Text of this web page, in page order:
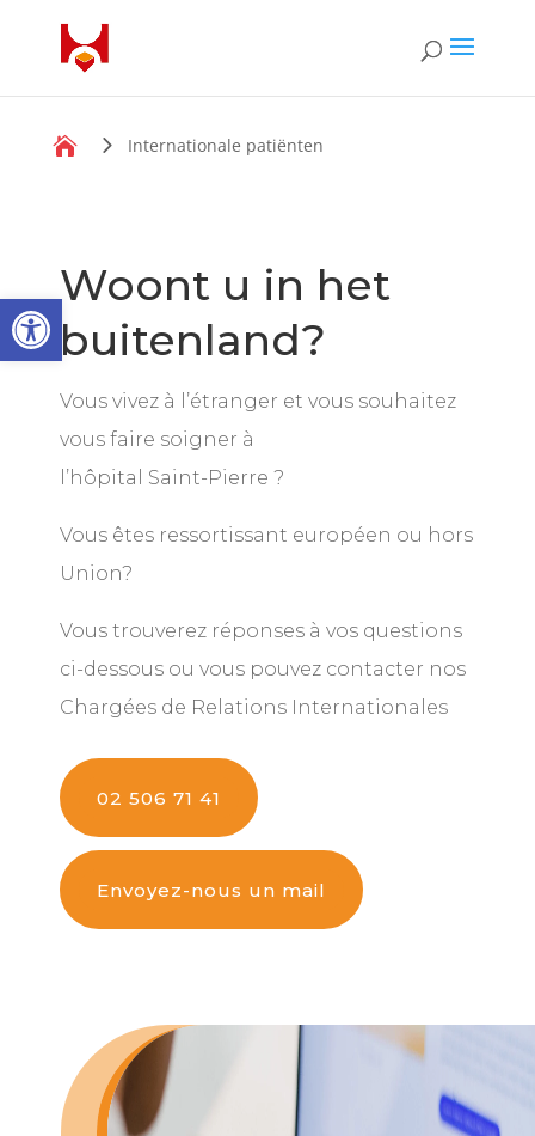
Open toolbar
 Internationale patiënten
Woont u in het
buitenland?
Vous vivez à l’étranger et vous souhaitez
vous faire soigner à
l’hôpital Saint-Pierre ?
Vous êtes ressortissant européen ou hors
Union?
Vous trouverez réponses à vos questions
ci-dessous ou vous pouvez contacter nos
Chargées de Relations Internationales
02 506 71 41
Envoyez-nous un mail